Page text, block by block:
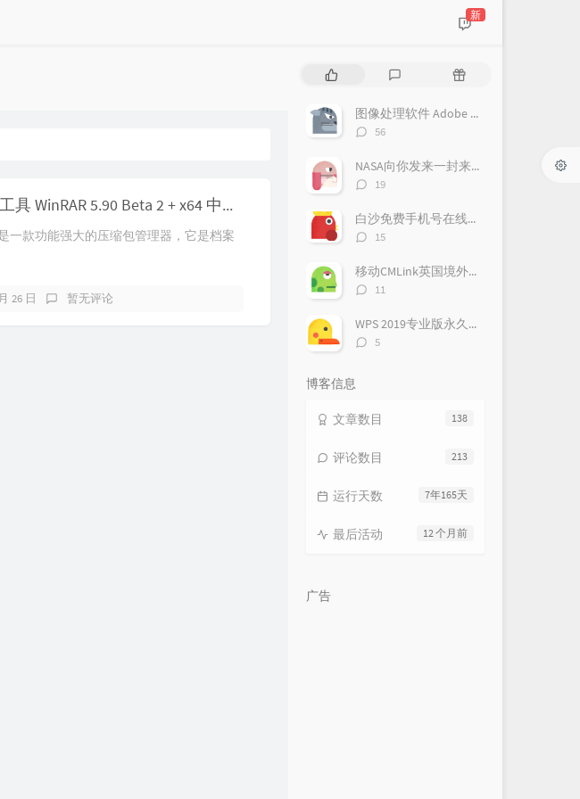
新
老牌优秀文档解压缩工具 WinRAR 5.90 Beta 2 + x64 中文汉化版
一款功能强大的压缩包管理器，它是档案
26 日 暂无评论
评
随
文图像处理软件 Adobe Photoshop CC 2020 v21.3.190 x64 中文免费版
评
数：
56
NASA向你发来一封来自火星的邀请信 把名字送上火星 2026邀你免费参与火星之旅
评
数：
19
白沙免费手机号在线接受验证码1.0.2.1
评
数：
15
移动CMLink英国境外卡领取使用教程
评
数：
11
WPS 2019专业版永久激活码
评
5
博客信息
138
文章数目
213
评论数目
7年165天
运行天数
12 个月前
最后活动
广告